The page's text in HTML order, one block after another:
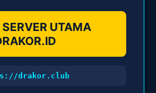
SERVER UTAMA
drakor.club